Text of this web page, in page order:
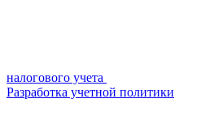
налогового учета
Разработка учетной политики